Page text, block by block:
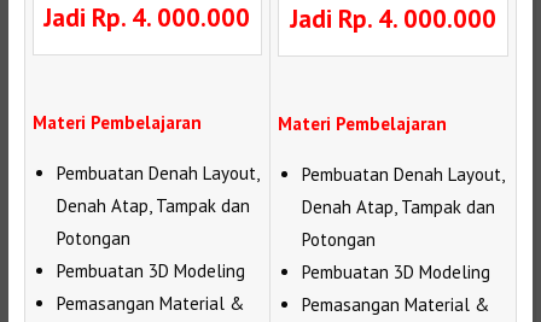
Jadi Rp. 4. 000.000
Materi Pembelajaran
Pembuatan Denah Layout,
Denah Atap, Tampak dan
Potongan
Pembuatan 3D Modeling
Pemasangan Material &
Jadi Rp. 4. 000.000
Materi Pembelajaran
Pembuatan Denah Layout,
Denah Atap, Tampak dan
Potongan
Pembuatan 3D Modeling
Pemasangan Material &